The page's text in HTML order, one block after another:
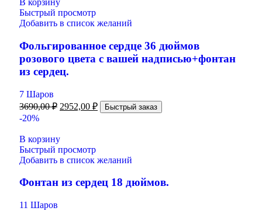
В корзину
Быстрый просмотр
Добавить в список желаний
Фольгированное сердце 36 дюймов
розового цвета с вашей надписью+фонтан
из сердец.
7 Шаров
3690,00₽ 2952,00 ₽ Быстрый заказ
-20%
В корзину
Быстрый просмотр
Добавить в список желаний
Фонтан из сердец 18 дюймов.
11 Шаров